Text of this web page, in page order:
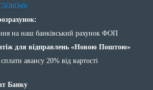
на наш банківський рахунок ФОП
для відправлень «Новою Поштою»
авансу 20% від вартості
Банку